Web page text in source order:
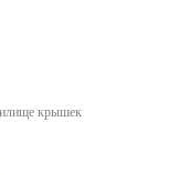
крышек